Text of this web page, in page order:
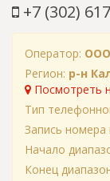
+7 (302)
Оператор:
Регион: р-н
Посмотреть
Тип
Запись номера
Начало
Конец